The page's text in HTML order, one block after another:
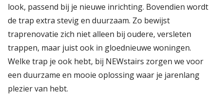
look, passend bij je nieuwe inrichting. Bovendien wordt
de trap extra stevig en duurzaam. Zo bewijst
traprenovatie zich niet alleen bij oudere, versleten
trappen, maar juist ook in gloednieuwe woningen.
Welke trap je ook hebt, bij NEWstairs zorgen we voor
een duurzame en mooie oplossing waar je jarenlang
plezier van hebt.